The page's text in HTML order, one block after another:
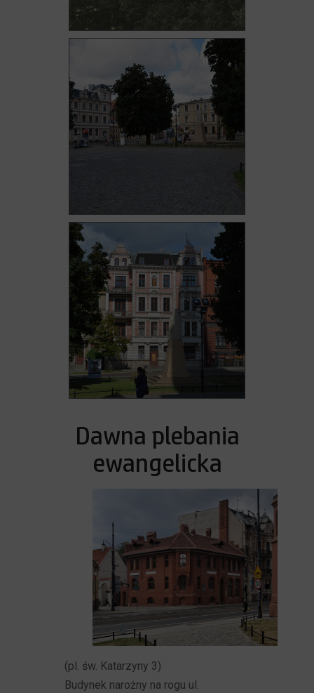
Dawna plebania
ewangelicka
(pl. św. Katarzyny 3)
Budynek narożny na rogu ul.